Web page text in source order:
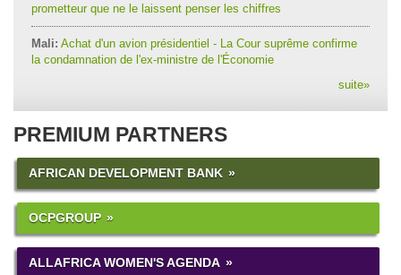
prometteur que ne le laissent penser les chiffres
Mali: Achat d'un avion présidentiel - La Cour suprême confirme
la condamnation de l'ex-ministre de l'Économie
suite»
PREMIUM PARTNERS
AFRICAN DEVELOPMENT BANK
OCPGROUP
ALLAFRICA WOMEN'S AGENDA